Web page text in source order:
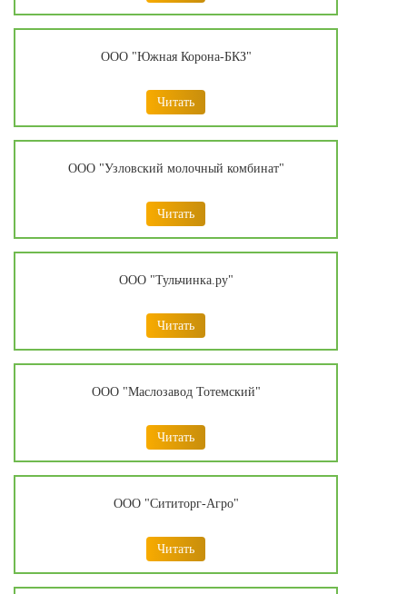
ООО "Южная Корона-БКЗ"
Читать
ООО "Узловский молочный комбинат"
Читать
ООО "Тульчинка.ру"
Читать
ООО "Маслозавод Тотемский"
Читать
ООО "Сититорг-Агро"
Читать